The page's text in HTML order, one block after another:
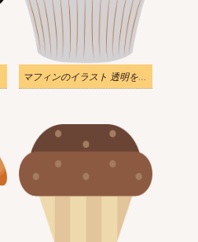
マフィンのイラスト 透明をダウンロード